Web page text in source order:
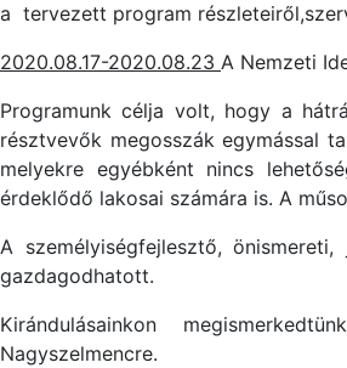
a tervezett program
2020.08.17-2020.08.23 A Nemzeti
Programunk célja volt, hogy a
résztvevők megosszák egymással
melyekre egyébként nincs
érdeklődő lakosai számára is. A
A személyiségfejlesztő,
gazdagodhatott.
Kirándulásainkon
Nagyszelmencre.